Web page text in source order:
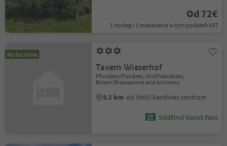
Od 72€
1 nocleg / 1 mieszkanie w tym podatek VAT
Na życzenie
Tavern Wieserhof
Pfunders/Fundres, Vintl/Vandoies,
Brixen/Bressanone and environs
8.1 km od Vintl/Vandoies centrum
Südtirol Guest Pass